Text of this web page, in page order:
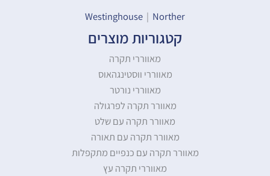
Westinghouse | Norther
קטגוריות מוצרים
מאווררי תקרה
מאווררי ווסטינגהאוס
מאווררי נורטר
מאוורר תקרה לפרגולה
מאוורר תקרה עם שלט
מאוורר תקרה עם תאורה
מאוורר תקרה עם כנפיים מתקפלות
מאווררי תקרה עץ